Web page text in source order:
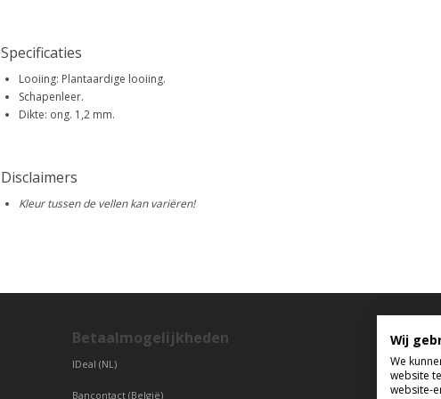
Specificaties
Looiing: Plantaardige looiing.
Schapenleer.
Dikte: ong. 1,2 mm.
Disclaimers
Kleur tussen de vellen kan variëren!
Betaalmogelijkheden
IDeal (NL)
Bancontact (België)
di
Wij
We
website
website-